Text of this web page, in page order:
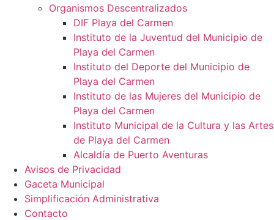
Organismos Descentralizados
DIF Playa del Carmen
Instituto de la Juventud del Municipio de
Playa del Carmen
Instituto del Deporte del Municipio de
Playa del Carmen
Instituto de las Mujeres del Municipio de
Playa del Carmen
Instituto Municipal de la Cultura y las Artes
de Playa del Carmen
Alcaldía de Puerto Aventuras
Avisos de Privacidad
Gaceta Municipal
Simplificación Administrativa
Contacto